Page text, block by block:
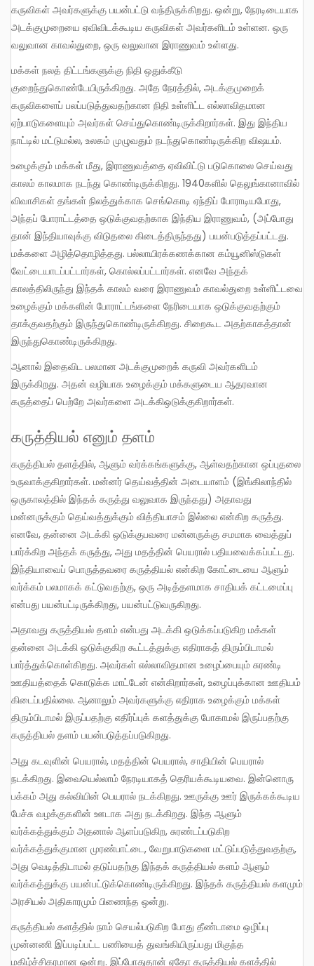
கருவிகள் அவர்களுக்கு பயன்பட்டு வந்திருக்கிறது. ஒன்று, நேரடிடையாக
அடக்குமுறையை ஏவிவிடக்கூடிய கருவிகள் அவர்களிடம் உள்ளன. ஒரு
வலுவான காவல்துறை, ஒரு வலுவான இராணுவம் உள்ளது.
மக்கள் நலத் திட்டங்களுக்கு நிதி ஒதுக்கீடு
குறைந்துகொண்டேயிருக்கிறது. அதே நேரத்தில், அடக்குமுறைக்
கருவிகளைப் பலப்படுத்துவதற்கான நிதி உள்ளிட்ட எல்லாவிதமான
ஏற்பாடுகளையும் அவர்கள் செய்துகொண்டிருக்கிறார்கள். இது இந்திய
நாட்டில் மட்டுமல்ல, உலகம் முழுவதும் நடந்துகொண்டிருக்கிற விஷயம்.
உழைக்கும் மக்கள் மீது, இராணுவத்தை ஏவிவிட்டு படுகொலை செய்வது
காலம் காலமாக நடந்து கொண்டிருக்கிறது. 1940களில் தெலுங்கானாவில்
விவாசிகள் தங்கள் நிலத்துக்காக செங்கொடி ஏந்திப் போராடியபோது,
அந்தப் போராட்டத்தை ஒடுக்குவதற்காக இந்திய இராணுவம், (அப்போது
தான் இந்தியாவுக்கு விடுதலை கிடைத்திருந்தது) பயன்படுத்தப்பட்டது.
மக்களை அழித்தொழித்தது. பல்லாயிரக்கணக்கான கம்யூனிஸ்டுகள்
வேட்டையாடப்பட்டார்கள், கொல்லப்பட்டார்கள். எனவே அந்தக்
காலத்திலிருந்து இந்தக் காலம் வரை இராணுவம் காவல்துறை உள்ளிட்டவை
உழைக்கும் மக்களின் போராட்டங்களை நேரிடையாக ஒடுக்குவதற்கும்
தாக்குவதற்கும் இருந்துகொண்டிருக்கிறது. சிறைகூட அதற்காகத்தான்
இருந்துகொண்டிருக்கிறது.
ஆனால் இதைவிட பலமான அடக்குமுறைக் கருவி அவர்களிடம்
இருக்கிறது. அதன் வழியாக உழைக்கும் மக்களுடைய ஆதரவான
கருத்தைப் பெற்றே அவர்களை அடக்கிஒடுக்குகிறார்கள்.
கருத்தியல் எனும் தளம்
கருத்தியல் தளத்தில், ஆளும் வர்க்கங்களுக்கு, ஆள்வதற்கான ஒப்புதலை
உருவாக்குகிறார்கள். மன்னர் தெய்வத்தின் அடையாளம் (இங்கிலாந்தில்
ஒருகாலத்தில் இந்தக் கருத்து வலுவாக இருந்தது) அதாவது
மன்னருக்கும் தெய்வத்துக்கும் வித்தியாசம் இல்லை என்கிற கருத்து.
எனவே, தன்னை அடக்கி ஒடுக்குபவரை மன்னருக்கு சமமாக வைத்துப்
பார்க்கிற அந்தக் கருத்து, அது மதத்தின் பெயரால் பதியவைக்கப்பட்டது.
இந்தியாவைப் பொருத்தவரை கருத்தியல் என்கிற கோட்டையை ஆளும்
வர்க்கம் பலமாகக் கட்டுவதற்கு, ஒரு அடித்தளமாக சாதியக் கட்டமைப்பு
என்பது பயன்பட்டிருக்கிறது, பயன்பட்டுவருகிறது.
அதாவது கருத்தியல் தளம் என்பது அடக்கி ஒடுக்கப்படுகிற மக்கள்
தன்னை அடக்கி ஒடுக்குகிற கூட்டத்துக்கு எதிராகத் திரும்பிடாமல்
பார்த்துக்கொள்கிறது. அவர்கள் எல்லாவிதமான உழைப்பையும் சுரண்டி
ஊதியத்தைக் கொடுக்க மாட்டேன் என்கிறார்கள், உழைப்புக்கான ஊதியம்
கிடைப்பதில்லை. ஆனாலும் அவர்களுக்கு எதிராக உழைக்கும் மக்கள்
திரும்பிடாமல் இருப்பதற்கு எதிர்ப்புக் களத்துக்கு போகாமல் இருப்பதற்கு
கருத்தியல் தளம் பயன்படுத்தப்படுகிறது.
அது கடவுளின் பெயரால், மதத்தின் பெயரால், சாதியின் பெயரால்
நடக்கிறது. இவையெல்லாம் நேரடியாகத் தெரியக்கூடியவை. இன்னொரு
பக்கம் அது கல்வியின் பெயரால் நடக்கிறது. ஊருக்கு ஊர் இருக்கக்கூடிய
பேச்சு வழக்குகளின் ஊடாக அது நடக்கிறது. இந்த ஆளும்
வர்க்கத்துக்கும் அதனால் ஆளப்படுகிற, சுரண்டப்படுகிற
வர்க்கத்துக்குமான முரண்பாட்டை, வேறுபாடுகளை மட்டுப்படுத்துவதற்கு,
அது வெடித்திடாமல் தடுப்பதற்கு இந்தக் கருத்தியல் களம் ஆளும்
வர்க்கத்துக்கு பயன்பட்டுக்கொண்டிருக்கிறது. இந்தக் கருத்தியல் களமும்
அரசியல் அதிகாரமும் பிணைந்த ஒன்று.
கருத்தியல் களத்தில் நாம் செயல்படுகிற போது தீண்டாமை ஒழிப்பு
முன்னணி இப்படிப்பட்ட பணியைத் துவங்கியிருப்பது மிகுந்த
மகிழ்ச்சிகரமான ஒன்று. இப்போதுதான் ஏதோ கருத்தியல் களத்தில்